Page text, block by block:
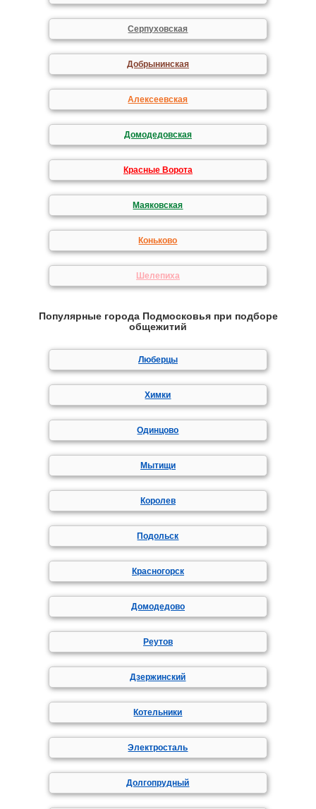
Серпуховская
Добрынинская
Алексеевская
Домодедовская
Красные Ворота
Маяковская
Коньково
Шелепиха
Популярные города Подмосковья при подборе
общежитий
Люберцы
Химки
Одинцово
Мытищи
Королев
Подольск
Красногорск
Домодедово
Реутов
Дзержинский
Котельники
Электросталь
Долгопрудный